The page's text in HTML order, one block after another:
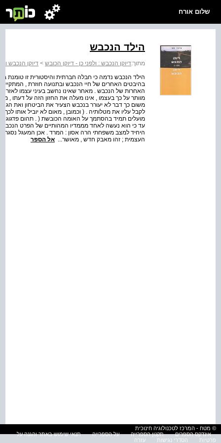
שלום אורח
הילד הנכבש
מתוך:דיוקן הנכבש : ולפני כן - דיוקן הכובש > דיוקן הנכבש
הילד הנכבש נדמה כי חבלה חברתית והיסטורית זו טומנת
בהיבטים האחרים של חיי הנכבש ובתנועה חוזרת ,
האחרות של הנכבש . מאחר שאינו נחשב בעיני עצמו
מוותר על כך בעצמו , אינו מעלה את החזון הזה על דעתו ,
משום כך דבר לא יעורר בנכבש הצעיר את הביטחון ואת
לקבל עליו את מטלותיה . ( וכמובן , מאום לא יוביל אותו
מועלים תמיד בהסתמך על האומה הכובשת ( . תהום פדגוגית
עד כי הוא נעשה לאחד מממדיו המהותיים של הפרט
היחיד למצב משפחתי הרה אסון : המרד . אכן המעגל
העצמית ; זהו מאבק חדש , מאושר... אל הספר
© מטח - המרכז לטכנולוגיה חינוכית
אינדקס הספרים
תקנון הספרייה על הספרייה
תנאי שימוש באתר והגנה על
פרטיות
הסדרי נגישות עזרה